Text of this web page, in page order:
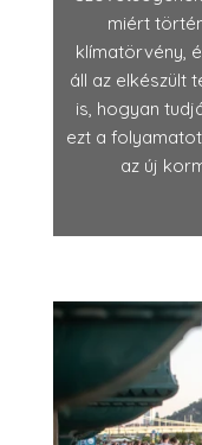
miért
klímatörvény,
áll az elkészült
is, hogyan
ezt a
az új